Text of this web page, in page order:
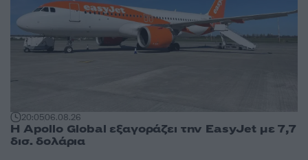
20:0506.08.26
Η Apollo Global εξαγοράζει την EasyJet με 7,7
δισ. δολάρια